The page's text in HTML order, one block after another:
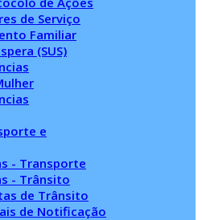
de Serviço
Familiar
(SUS)
e
- Transporte
- Trânsito
de Trânsito
de Notificação